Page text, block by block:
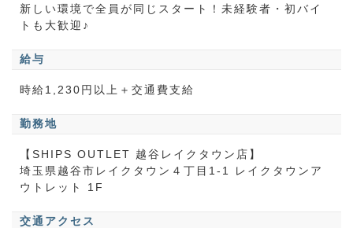
新しい環境で全員が同じスタート！未経験者・初バイ
トも大歓迎♪
給与
時給1,230円以上＋交通費支給
勤務地
【SHIPS OUTLET 越谷レイクタウン店】
埼玉県越谷市レイクタウン４丁目1-1 レイクタウンア
ウトレット 1F
交通アクセス